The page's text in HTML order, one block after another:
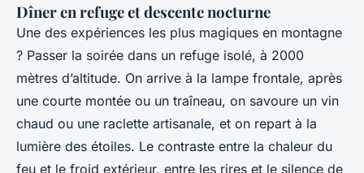
Dîner en refuge et descente nocturne
Une des expériences les plus magiques en montagne
? Passer la soirée dans un refuge isolé, à 2000
mètres d’altitude. On arrive à la lampe frontale, après
une courte montée ou un traîneau, on savoure un vin
chaud ou une raclette artisanale, et on repart à la
lumière des étoiles. Le contraste entre la chaleur du
feu et le froid extérieur, entre les rires et le silence de